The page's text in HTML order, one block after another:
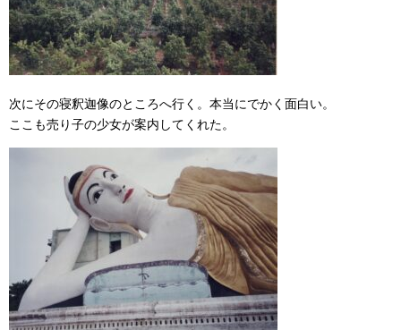
次にその寝釈迦像のところへ行く。本当にでかく面白い。
ここも売り子の少女が案内してくれた。